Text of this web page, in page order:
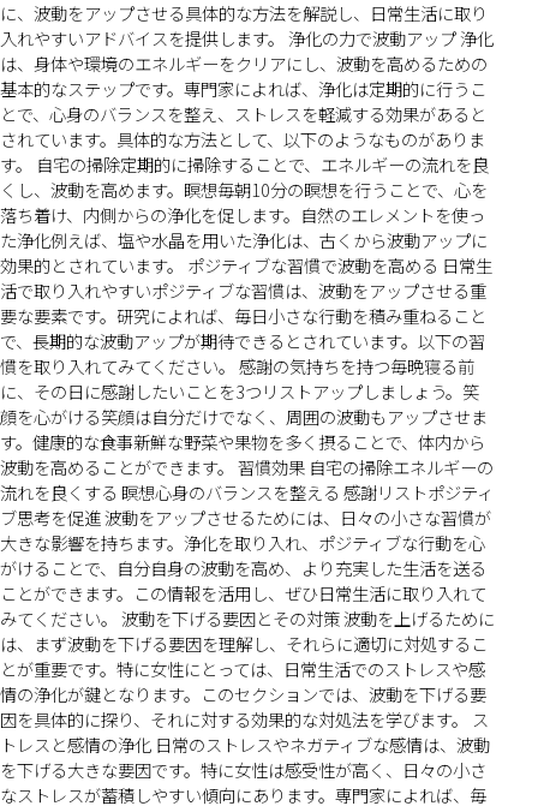
に、波動をアップさせる具体的な方法を解説し、日常生活に取り
入れやすいアドバイスを提供します。 浄化の力で波動アップ 浄化
は、身体や環境のエネルギーをクリアにし、波動を高めるための
基本的なステップです。専門家によれば、浄化は定期的に行うこ
とで、心身のバランスを整え、ストレスを軽減する効果があると
されています。具体的な方法として、以下のようなものがありま
す。 自宅の掃除定期的に掃除することで、エネルギーの流れを良
くし、波動を高めます。瞑想毎朝10分の瞑想を行うことで、心を
落ち着け、内側からの浄化を促します。自然のエレメントを使っ
た浄化例えば、塩や水晶を用いた浄化は、古くから波動アップに
効果的とされています。 ポジティブな習慣で波動を高める 日常生
活で取り入れやすいポジティブな習慣は、波動をアップさせる重
要な要素です。研究によれば、毎日小さな行動を積み重ねること
で、長期的な波動アップが期待できるとされています。以下の習
慣を取り入れてみてください。 感謝の気持ちを持つ毎晩寝る前
に、その日に感謝したいことを3つリストアップしましょう。笑
顔を心がける笑顔は自分だけでなく、周囲の波動もアップさせま
す。健康的な食事新鮮な野菜や果物を多く摂ることで、体内から
波動を高めることができます。 習慣効果 自宅の掃除エネルギーの
流れを良くする 瞑想心身のバランスを整える 感謝リストポジティ
ブ思考を促進 波動をアップさせるためには、日々の小さな習慣が
大きな影響を持ちます。浄化を取り入れ、ポジティブな行動を心
がけることで、自分自身の波動を高め、より充実した生活を送る
ことができます。この情報を活用し、ぜひ日常生活に取り入れて
みてください。 波動を下げる要因とその対策 波動を上げるために
は、まず波動を下げる要因を理解し、それらに適切に対処するこ
とが重要です。特に女性にとっては、日常生活でのストレスや感
情の浄化が鍵となります。このセクションでは、波動を下げる要
因を具体的に探り、それに対する効果的な対処法を学びます。 ス
トレスと感情の浄化 日常のストレスやネガティブな感情は、波動
を下げる大きな要因です。特に女性は感受性が高く、日々の小さ
なストレスが蓄積しやすい傾向にあります。専門家によれば、毎